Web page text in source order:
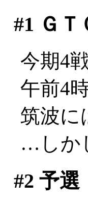
#1 ＧＴ
今期4
午前4
筑波に
…しか
#2 予選